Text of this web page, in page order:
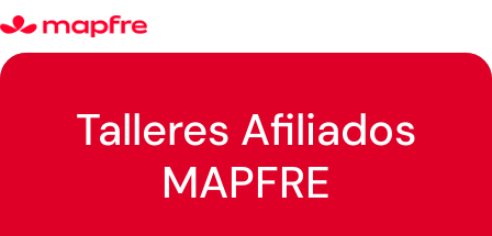
Talleres Afiliados
MAPFRE